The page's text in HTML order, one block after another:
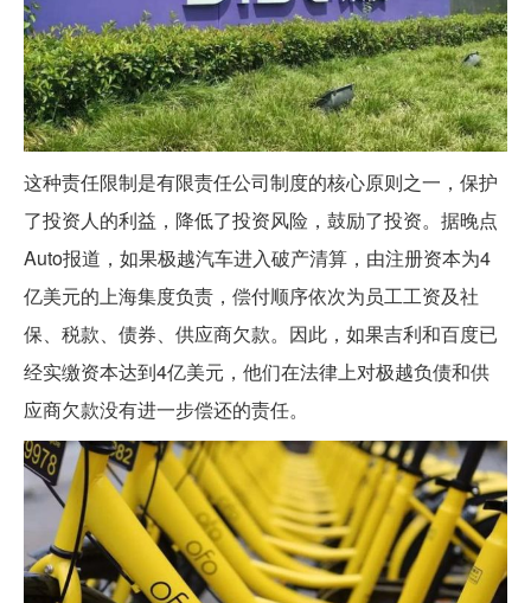
这种责任限制是有限责任公司制度的核心原则之一，保护
了投资人的利益，降低了投资风险，鼓励了投资。据晚点
Auto报道，如果极越汽车进入破产清算，由注册资本为4
亿美元的上海集度负责，偿付顺序依次为员工工资及社
保、税款、债券、供应商欠款。因此，如果吉利和百度已
经实缴资本达到4亿美元，他们在法律上对极越负债和供
应商欠款没有进一步偿还的责任。